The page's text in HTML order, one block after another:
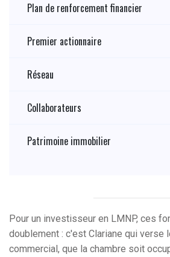
Plan de renforcement financier
Premier actionnaire
Réseau
Collaborateurs
Patrimoine immobilier
Pour un investisseur en LMNP, ces
doublement : c'est Clariane qui verse
commercial, que la chambre soit